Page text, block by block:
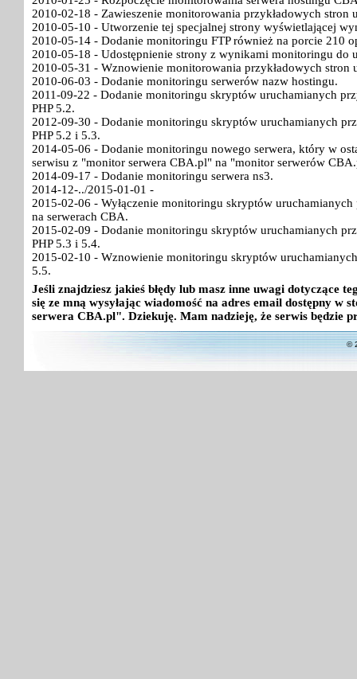
2010-02-18 - Zawieszenie monitorowania przykładowych
2010-05-10 - Utworzenie tej specjalnej strony wyświetlającej
2010-05-14 - Dodanie monitoringu FTP również na porcie 210
2010-05-18 - Udostępnienie strony z wynikami monitoringu do
2010-05-31 - Wznowienie monitorowania przykładowych
2010-06-03 - Dodanie monitoringu serwerów nazw hostingu.
2011-09-22 - Dodanie monitoringu skryptów uruchamianych
PHP 5.2.
2012-09-30 - Dodanie monitoringu skryptów uruchamianych
PHP 5.2 i 5.3.
2014-05-06 - Dodanie monitoringu nowego serwera, który w
serwisu z "monitor serwera CBA.pl" na "monitor serwerów
2014-09-17 - Dodanie monitoringu serwera ns3.
2014-12-../2015-01-01 -
2015-02-06 - Wyłączenie monitoringu skryptów uruchamianych
na serwerach CBA.
2015-02-09 - Dodanie monitoringu skryptów uruchamianych
PHP 5.3 i 5.4.
2015-02-10 - Wznowienie monitoringu skryptów
5.5.
Jeśli znajdziesz jakieś błędy lub masz inne uwagi dotyczące
się ze mną wysyłając wiadomość na adres email dostępny
serwera CBA.pl". Dziekuję. Mam nadzieję, że serwis będzie
©